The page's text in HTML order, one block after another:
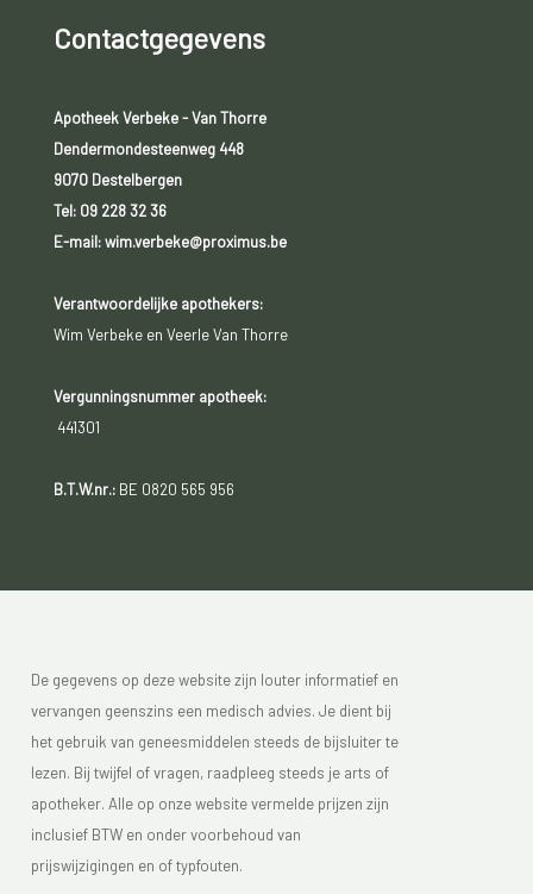
Contactgegevens
Apotheek Verbeke - Van Thorre
Dendermondesteenweg 448
9070 Destelbergen
Tel: 09 228 32 36
E-mail: wim.verbeke@proximus.be
Verantwoordelijke apothekers:
Wim Verbeke en Veerle Van Thorre
Vergunningsnummer apotheek:
441301
B.T.W.nr.:BE 0820 565 956
De gegevens op deze website zijn louter informatief en
vervangen geenszins een medisch advies. Je dient bij
het gebruik van geneesmiddelen steeds de bijsluiter te
lezen. Bij twijfel of vragen, raadpleeg steeds je arts of
apotheker. Alle op onze website vermelde prijzen zijn
inclusief BTW en onder voorbehoud van
prijswijzigingen en of typfouten.